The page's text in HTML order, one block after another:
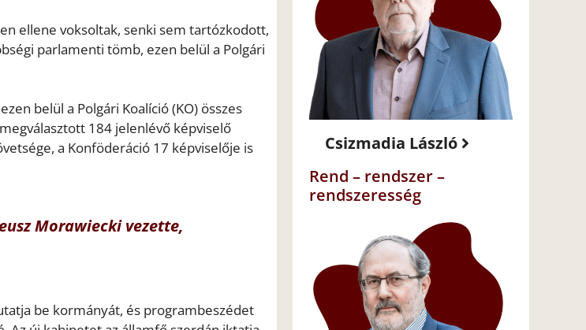
ellene voksoltak, senki sem tartózkodott,
parlamenti tömb, ezen belül a Polgári
belül a Polgári Koalíció (KO) összes
184 jelenlévő képviselő
a Konföderáció 17 képviselője is
Morawiecki vezette,
be kormányát, és programbeszédet
Csizmadia László
Rend – rendszer –
rendszeresség